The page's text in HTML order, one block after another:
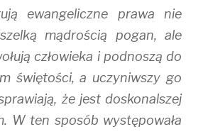
ewangeliczne prawa nie
mądrością pogan, ale
człowieka i podnoszą do
świętości, a uczyniwszy go
że jest doskonalszej
W ten sposób występowała